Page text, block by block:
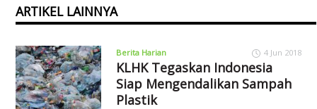
ARTIKEL LAINNYA
Berita Harian 4 Jun 2018
KLHK Tegaskan Indonesia
Siap Mengendalikan Sampah
Plastik